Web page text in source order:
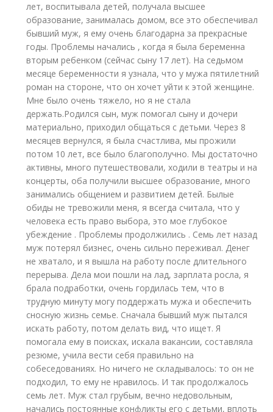
лет, воспитывала детей, получала высшее
образование, занималась домом, все это обеспечивал
бывший муж, я ему очень благодарна за прекрасные
годы. Проблемы начались , когда я была беременна
вторым ребенком (сейчас сыну 17 лет). На седьмом
месяце беременности я узнала, что у мужа пятилетний
роман на стороне, что он хочет уйти к этой женщине.
Мне было очень тяжело, но я не стала
держать.Родился сын, муж помогал сыну и дочери
материально, приходил общаться с детьми. Через 8
месяцев вернулся, я была счастлива, мы прожили
потом 10 лет, все было благополучно. Мы достаточно
активны, много путешествовали, ходили в театры и на
концерты, оба получили высшее образование, много
занимались общением и развитием детей. Былые
обиды не тревожили меня, я всегда считала, что у
человека есть право выбора, это мое глубокое
убеждение . Проблемы продолжились . Семь лет назад
муж потерял бизнес, очень сильно переживал. Денег
не хватало, и я вышла на работу после длительного
перерыва. Дела мои пошли на лад, зарплата росла, я
брала подработки, очень гордилась тем, что в
трудную минуту могу поддержать мужа и обеспечить
сносную жизнь семье. Сначала бывший муж пытался
искать работу, потом делать вид, что ищет. Я
помогала ему в поисках, искала вакансии, составляла
резюме, учила вести себя правильно на
собеседованиях. Но ничего не складывалось: то он не
подходил, то ему не нравилось. И так продолжалось
семь лет. Муж стал грубым, вечно недовольным,
начались постоянные конфликты его с детьми, вплоть